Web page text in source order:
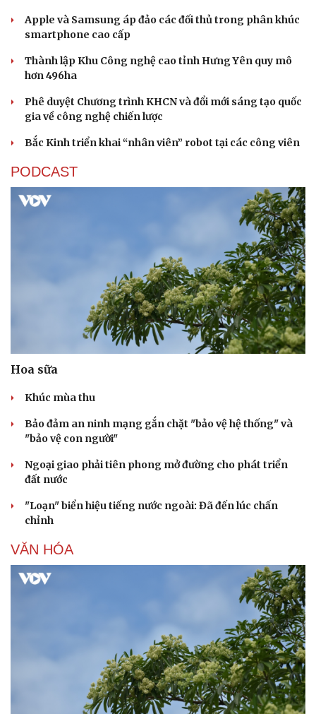
Sức khỏe
Dinh dưỡng - món ngon
Cây thuốc
Sản phụ khoa
Nam khoa
Làm đẹp - giảm cân
Phòng mạch online
Đời sống
Tình yêu - Gia đình
Apple và Samsung áp đảo các đối thủ trong phân khúc
smartphone cao cấp
Thành lập Khu Công nghệ cao tỉnh Hưng Yên quy mô
hơn 496ha
Phê duyệt Chương trình KHCN và đổi mới sáng tạo quốc
gia về công nghệ chiến lược
Bắc Kinh triển khai “nhân viên” robot tại các công viên
PODCAST
Hoa sữa
Khúc mùa thu
Bảo đảm an ninh mạng gắn chặt "bảo vệ hệ thống" và
"bảo vệ con người"
Ngoại giao phải tiên phong mở đường cho phát triển
đất nước
"Loạn" biển hiệu tiếng nước ngoài: Đã đến lúc chấn
chỉnh
VĂN HÓA